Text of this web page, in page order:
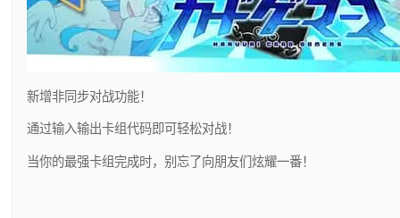
新增非同步对战功能！
通过输入输出卡组代码即可轻松对战！
当你的最强卡组完成时，别忘了向朋友们炫耀一番！